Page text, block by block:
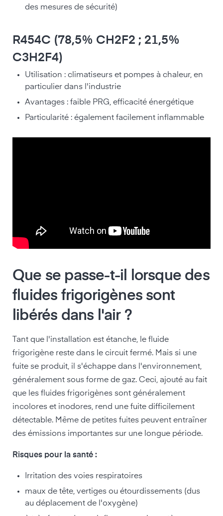
des mesures de sécurité)
R454C (78,5% CH2F2 ; 21,5%
C3H2F4)
Utilisation : climatiseurs et pompes à chaleur, en
particulier dans l'industrie
Avantages : faible PRG, efficacité énergétique
Particularité : également facilement inflammable
Que se passe-t-il lorsque des
fluides frigorigènes sont
libérés dans l'air ?
Tant que l'installation est étanche, le fluide
frigorigène reste dans le circuit fermé. Mais si une
fuite se produit, il s'échappe dans l'environnement,
généralement sous forme de gaz. Ceci, ajouté au fait
que les fluides frigorigènes sont généralement
incolores et inodores, rend une fuite difficilement
détectable. Même de petites fuites peuvent entraîner
des émissions importantes sur une longue période.
Risques pour la santé :
Irritation des voies respiratoires
maux de tête, vertiges ou étourdissements (dus
au déplacement de l'oxygène)